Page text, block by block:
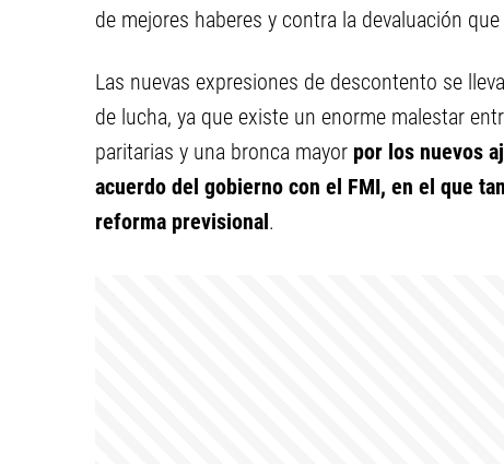
de mejores haberes y contra la devaluación
Las nuevas expresiones de descontento se
de lucha, ya que existe un enorme malestar
paritarias y una bronca mayor por los nuevos
acuerdo del gobierno con el FMI, en el que
reforma previsional.